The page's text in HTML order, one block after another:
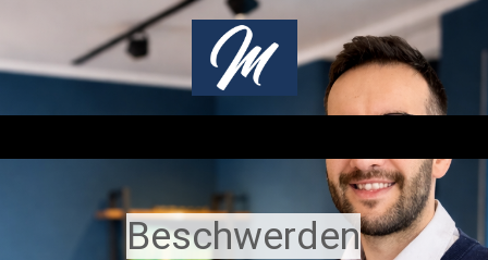
Beschwerden